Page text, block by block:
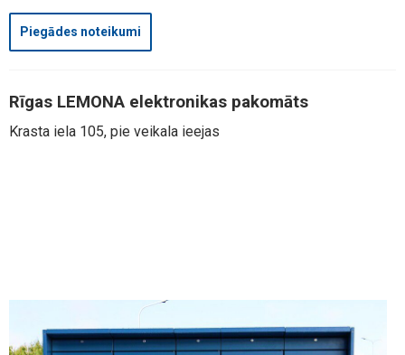
Piegādes noteikumi
Rīgas LEMONA elektronikas pakomāts
Krasta iela 105, pie veikala ieejas